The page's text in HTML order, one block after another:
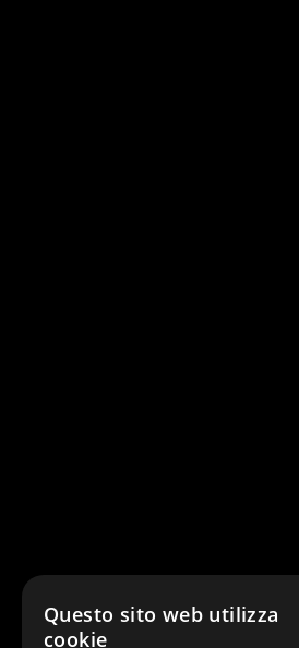
Questo sito web utilizza
cookie